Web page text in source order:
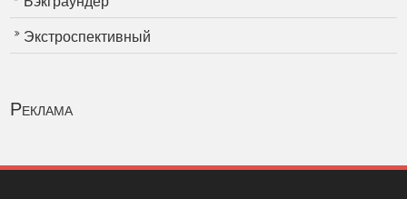
Экстроспективный
Реклама